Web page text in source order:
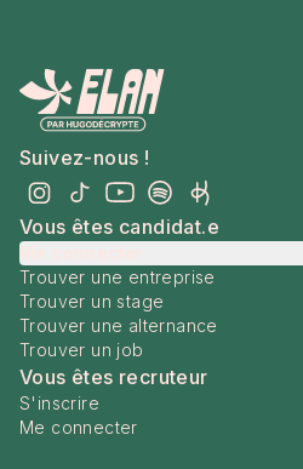
Suivez-nous !
Vous êtes candidat.e
Trouver une entreprise
Trouver un stage
Trouver une alternance
Trouver un job
Vous êtes recruteur
S'inscrire
Me connecter